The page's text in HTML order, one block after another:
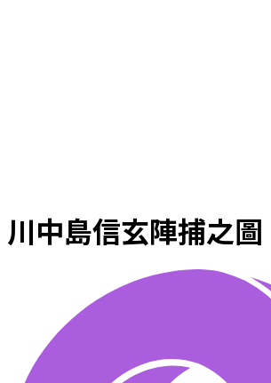
川中島信玄陣捕之圖